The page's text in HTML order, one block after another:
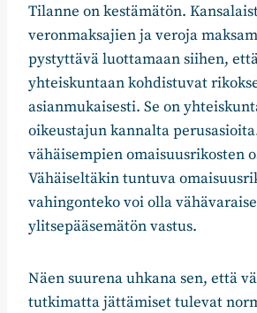
Tilanne on kestämätön.
veronmaksajien ja veroja
pystyttävä luottamaan siihen,
yhteiskuntaan kohdistuvat
asianmukaisesti. Se on
oikeustajun kannalta
vähäisempien omaisuusrikosten
Vähäiseltäkin tuntuva
vahingonteko voi olla
ylitsepääsemätön vastus.
Näen suurena uhkana sen, että
tutkimatta jättämiset tulevat